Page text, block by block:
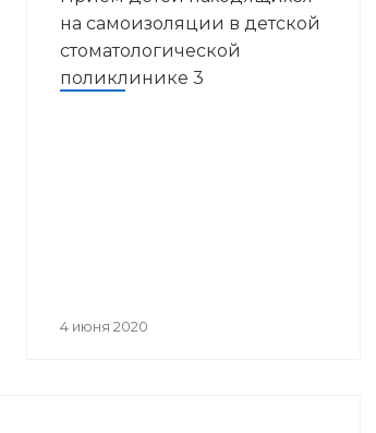
на самоизоляции в детской
стоматологической
поликлинике 3
4 июня 2020